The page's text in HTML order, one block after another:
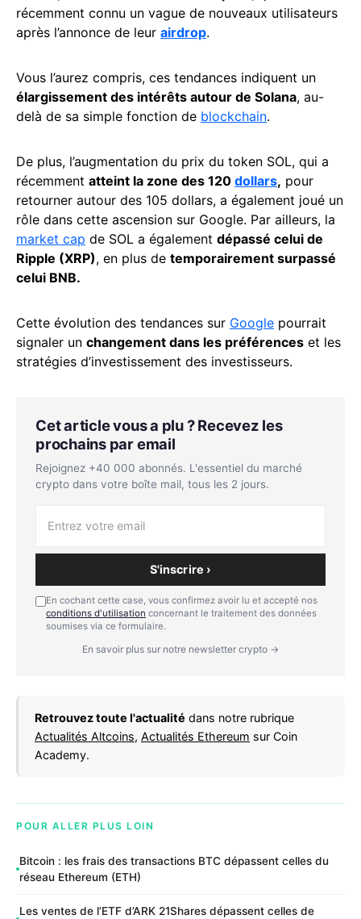
récemment connu un vague de nouveaux utilisateurs
après l’annonce de leur airdrop.
Vous l’aurez compris, ces tendances indiquent un
élargissement des intérêts autour de Solana, au-
delà de sa simple fonction de blockchain.
De plus, l’augmentation du prix du token SOL, qui a
récemment atteint la zone des 120 dollars, pour
retourner autour des 105 dollars, a également joué un
rôle dans cette ascension sur Google. Par ailleurs, la
market cap de SOL a également dépassé celui de
Ripple (XRP), en plus de temporairement surpassé
celui BNB.
Cette évolution des tendances sur Google pourrait
signaler un changement dans les préférences et les
stratégies d’investissement des investisseurs.
Cet article vous a plu ? Recevez les
prochains par email
Rejoignez +40 000 abonnés. L'essentiel du marché
crypto dans votre boîte mail, tous les 2 jours.
S'inscrire ›
En cochant cette case, vous confirmez avoir lu et accepté nos
conditions d'utilisation concernant le traitement des données
soumises via ce formulaire.
En savoir plus sur notre newsletter crypto →
Retrouvez toute l'actualité dans notre rubrique
Actualités Altcoins, Actualités Ethereum sur Coin
Academy.
POUR ALLER PLUS LOIN
Bitcoin : les frais des transactions BTC dépassent celles du
réseau Ethereum (ETH)
Les ventes de l’ETF d’ARK 21Shares dépassent celles de